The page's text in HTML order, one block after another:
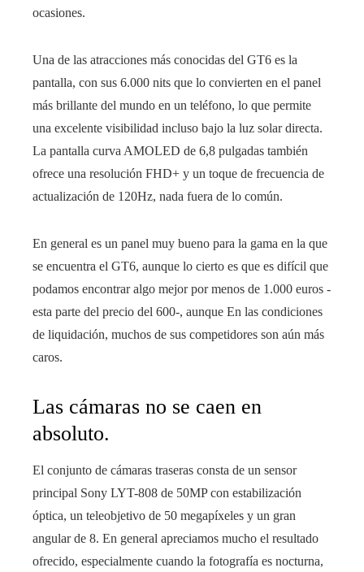
ocasiones.
Una de las atracciones más conocidas del GT6 es la
pantalla, con sus 6.000 nits que lo convierten en el panel
más brillante del mundo en un teléfono, lo que permite
una excelente visibilidad incluso bajo la luz solar directa.
La pantalla curva AMOLED de 6,8 pulgadas también
ofrece una resolución FHD+ y un toque de frecuencia de
actualización de 120Hz, nada fuera de lo común.
En general es un panel muy bueno para la gama en la que
se encuentra el GT6, aunque lo cierto es que es difícil que
podamos encontrar algo mejor por menos de 1.000 euros -
esta parte del precio del 600-, aunque En las condiciones
de liquidación, muchos de sus competidores son aún más
caros.
Las cámaras no se caen en
absoluto.
El conjunto de cámaras traseras consta de un sensor
principal Sony LYT-808 de 50MP con estabilización
óptica, un teleobjetivo de 50 megapíxeles y un gran
angular de 8. En general apreciamos mucho el resultado
ofrecido, especialmente cuando la fotografía es nocturna,